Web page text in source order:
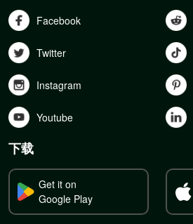
Facebook
Twitter
Instagram
Youtube
下载
Get it on
Google Play